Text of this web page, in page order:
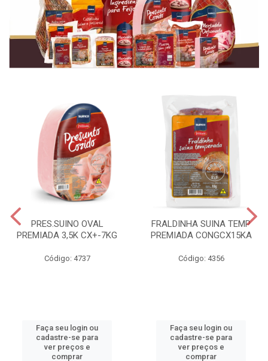
PRES.SUINO OVAL
PREMIADA 3,5K CX+-7KG
Código: 4737
Faça seu login ou
cadastre-se para
ver preços e
comprar
FRALDINHA SUINA TEMP
PREMIADA CONGCX15KA
Código: 4356
Faça seu login ou
cadastre-se para
ver preços e
comprar